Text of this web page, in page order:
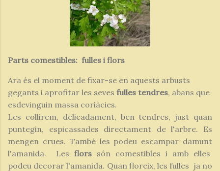
Parts comestibles: fulles i flors
Ara és el moment de fixar-se en aquests arbusts
gegants i aprofitar les seves fulles tendres, abans que
esdevinguin massa coriàcies.
Les collirem, delicadament, ben tendres, just quan
puntegin, espicassades directament de l'arbre. Es
mengen crues. També les podeu escampar damunt
l'amanida. Les flors són comestibles i amb elles
podeu decorar l'amanida. Quan floreix, les fulles ja no